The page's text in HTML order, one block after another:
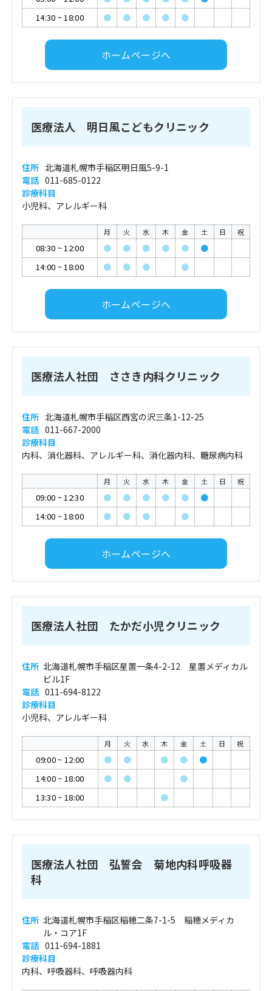
14:30 ~18:00 ● ● ● ● ●
ホームページへ
医療法人 明日風こどもクリニック
住所 北海道札幌市手稲区明日風5-9-1
電話 011-685-0122
診療科目
小児科、アレルギー科
月 火 水 木 金 土 日 祝
08:30 ~12:00 ● ● ● ● ●
●
14:00 ~18:00 ● ● ● ●
ホームページへ
医療法人社団 ささき内科クリニック
住所 北海道札幌市手稲区西宮の沢三条1-12-25
電話 011-667-2000
診療科目
内科、消化器科、アレルギー科、消化器内科、糖尿病内科
月 火 水 木 金 土 日 祝
09:00 ~12:30 ● ● ● ● ●
●
14:00 ~18:00 ● ● ● ●
ホームページへ
医療法人社団 たかだ小児クリニック
住所 北海道札幌市手稲区星置一条4-2-12 星置メディカル
ビル1F
電話 011-694-8122
診療科目
小児科、アレルギー科
月 火 水 木 金 土 日 祝
09:00~ 12:00 ● ● ● ●
●
14:00~ 18:00 ● ●
●
13:30~ 18:00 ●
医療法人社団 弘誓会 菊地内科呼吸器
科
住所 北海道札幌市手稲区稲穂二条7-1-5 稲穂メディカ
ル・コア1F
電話 011-694-1881
診療科目
内科、呼吸器科、呼吸器内科